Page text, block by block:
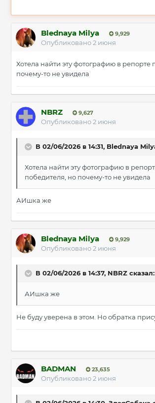
Blednaya Milya 9,929
Опубликовано2 июня
Хотела найти эту фотографию в репорте
почему-то не увидела
NBRZ 9,627
Опубликовано2 июня
В 02/06/2026 в 14:31, Blednaya
Хотела найти эту фотографию в
победителя, но почему-то не увидела
АИшка же
Blednaya Milya 9,929
Опубликовано2 июня
В 02/06/2026 в 14:37, NBRZ сказал:
АИшка же
Не буду уверена в этом. Но обратка
BADMAN 23,635
Опубликовано2 июня